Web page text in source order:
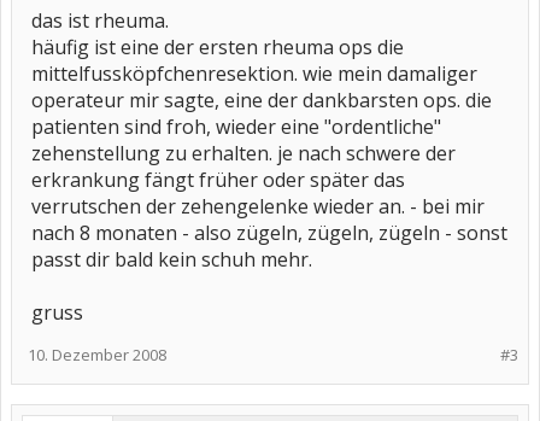
Danke
das ist rheuma.
häufig ist eine der ersten rheuma ops die
mittelfussköpfchenresektion. wie mein damaliger
operateur mir sagte, eine der dankbarsten ops. die
patienten sind froh, wieder eine "ordentliche"
zehenstellung zu erhalten. je nach schwere der
erkrankung fängt früher oder später das
verrutschen der zehengelenke wieder an. - bei mir
nach 8 monaten - also zügeln, zügeln, zügeln - sonst
passt dir bald kein schuh mehr.
gruss
#3
10. Dezember 2008